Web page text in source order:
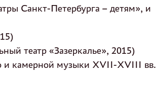
Санкт-Петербурга – детям», и
театр «Зазеркалье», 2015)
и камерной музыки XVII-XVIII вв.